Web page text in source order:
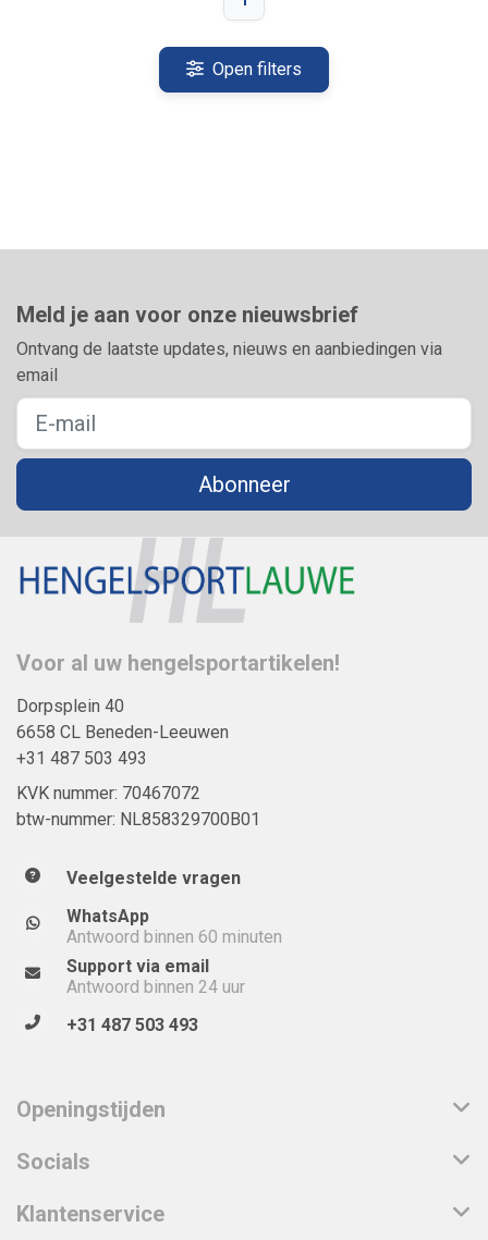
Open filters
Meld je aan voor onze nieuwsbrief
Ontvang de laatste updates, nieuws en aanbiedingen via
email
Abonneer
Voor al uw hengelsportartikelen!
Dorpsplein 40
6658 CL Beneden-Leeuwen
+31 487 503 493
KVK nummer: 70467072
btw-nummer: NL858329700B01
Veelgestelde vragen
WhatsApp
Antwoord binnen 60 minuten
Support via email
Antwoord binnen 24 uur
+31 487 503 493
Openingstijden
Socials
Klantenservice